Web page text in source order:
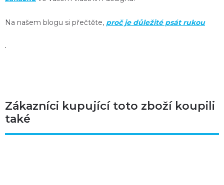
Na našem blogu si přečtěte, proč je důležité psát rukou
.
Zákazníci kupující toto zboží koupili
také